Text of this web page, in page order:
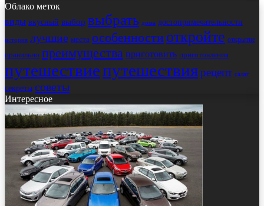
Облако меток
виды вкусный выбор выбрать дома достопримечательности
история лучшие места особенности откройте открытие
правильно преимущества приготовить приготовления
путешествиепутешествиярецепт салат
секреты советы
Интересное